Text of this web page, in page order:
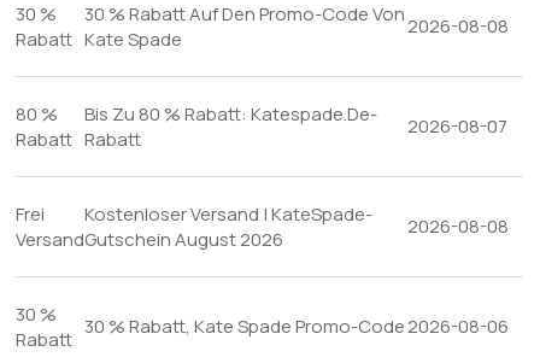
30 %
Rabatt
30 % Rabatt Auf Den Promo-Code Von
Kate Spade
2026-08-08
80 %
Rabatt
Bis Zu 80 % Rabatt: Katespade.De-
Rabatt
2026-08-07
Frei
Versand
Kostenloser Versand | KateSpade-
Gutschein August 2026
2026-08-08
30 %
Rabatt
30 % Rabatt, Kate Spade Promo-Code2026-08-06